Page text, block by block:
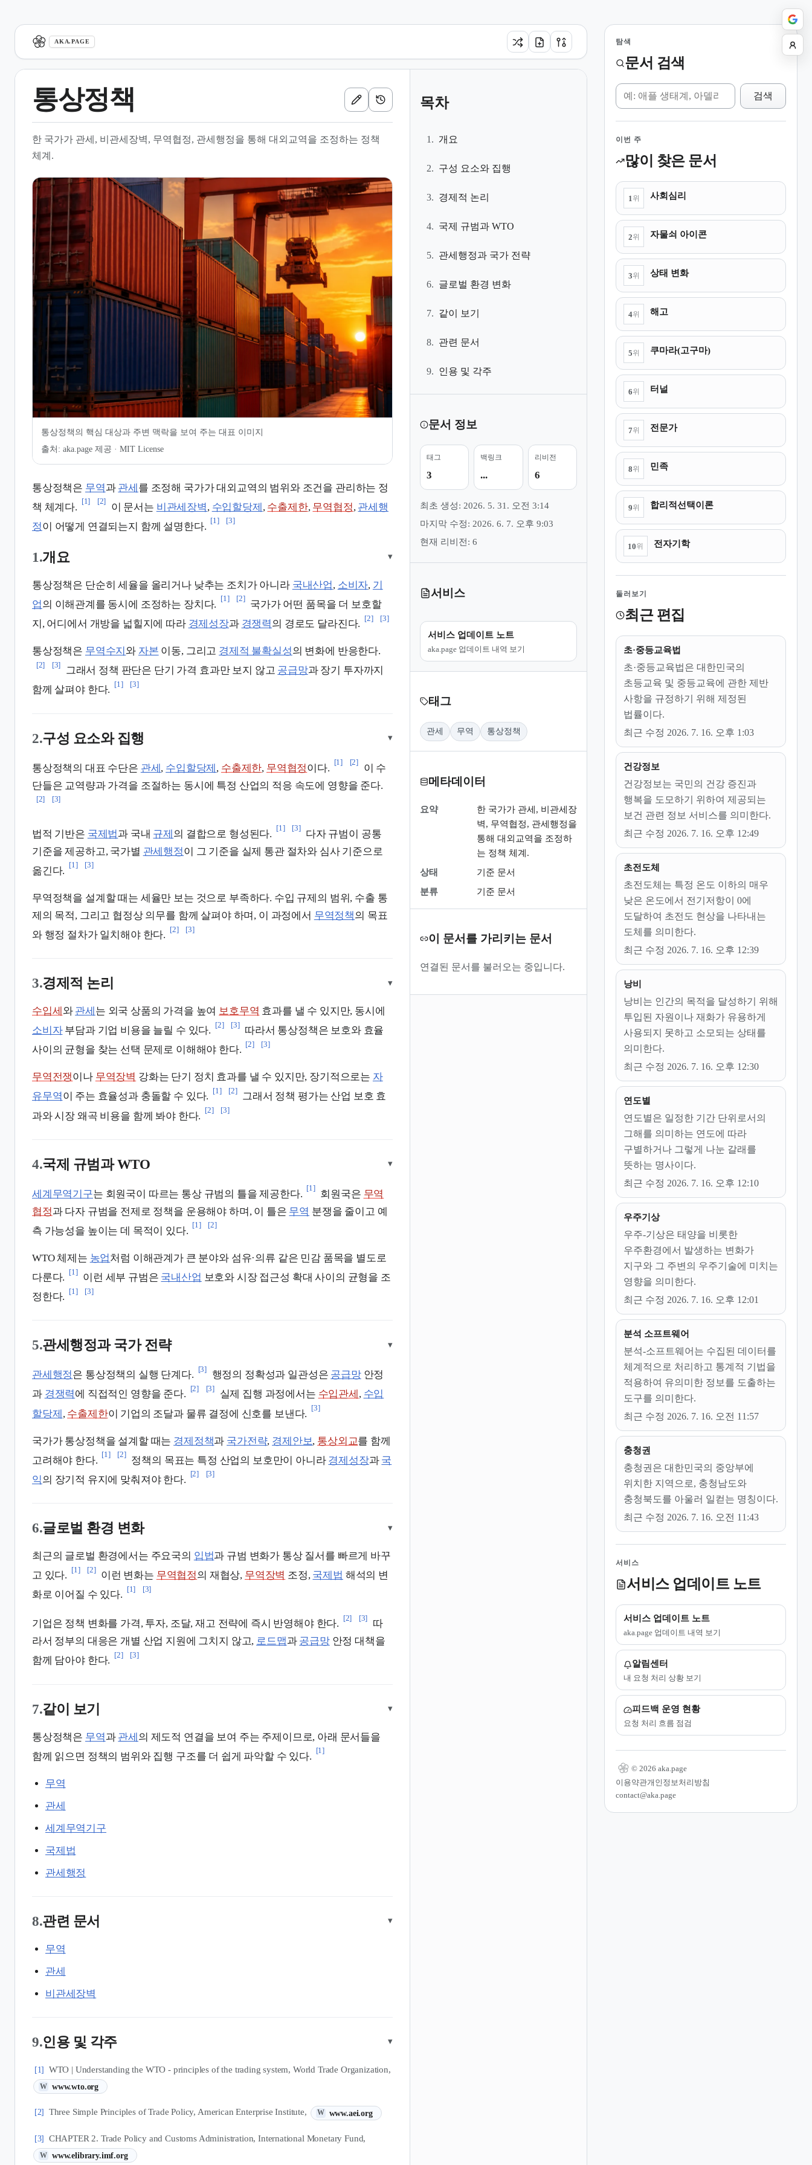
AKA.PAGE
통상정책
한 국가가 관세, 비관세장벽, 무역협정, 관세행정을 통해 대외교역을 조정하는 정책
체계.
통상정책의 핵심 대상과 주변 맥락을 보여 주는 대표 이미지
출처: aka.page 제공 · MIT License
통상정책은 무역과 관세 를 조정해 국가가 대외교역의 범위와 조건을 관리하는 정
책 체계다.
[1] [2]
이 문서는 비관세장벽, 수입할당제 , 수출제한, 무역협정, 관세행
정이 어떻게 연결되는지 함께 설명한다.
[1] [3]
1.개요 ▾
통상정책은 단순히 세율을 올리거나 낮추는 조치가 아니라 국내산업, 소비자, 기
업의 이해관계를 동시에 조정하는 장치다.
[1] [2]
국가가 어떤 품목을 더 보호할
지, 어디에서 개방을 넓힐지에 따라 경제성장과 경쟁력의 경로도 달라진다.
[2] [3]
통상정책은 무역수지 와 자본 이동, 그리고 경제적 불확실성의 변화에 반응한다.
[2] [3]
그래서 정책 판단은 단기 가격 효과만 보지 않고 공급망과 장기 투자까지
함께 살펴야 한다.
[1] [3]
2.구성 요소와 집행 ▾
통상정책의 대표 수단은 관세, 수입할당제 , 수출제한, 무역협정이다.
[1] [2]
이 수
단들은 교역량과 가격을 조절하는 동시에 특정 산업의 적응 속도에 영향을 준다.
[2] [3]
법적 기반은 국제법과 국내 규제 의 결합으로 형성된다.
[1] [3]
다자 규범이 공통
기준을 제공하고, 국가별 관세행정이 그 기준을 실제 통관 절차와 심사 기준으로
옮긴다.
[1] [3]
무역정책을 설계할 때는 세율만 보는 것으로 부족하다. 수입 규제의 범위, 수출 통
제의 목적, 그리고 협정상 의무를 함께 살펴야 하며, 이 과정에서 무역정책의 목표
와 행정 절차가 일치해야 한다.
[2] [3]
3.경제적 논리 ▾
수입세 와 관세 는 외국 상품의 가격을 높여 보호무역 효과를 낼 수 있지만, 동시에
소비자부담과 기업 비용을 늘릴 수 있다.
[2] [3]
따라서 통상정책은 보호와 효율
사이의 균형을 찾는 선택 문제로 이해해야 한다.
[2] [3]
무역전쟁이나 무역장벽 강화는 단기 정치 효과를 낼 수 있지만, 장기적으로는 자
유무역이 주는 효율성과 충돌할 수 있다.
[1] [2]
그래서 정책 평가는 산업 보호 효
과와 시장 왜곡 비용을 함께 봐야 한다.
[2] [3]
4.국제 규범과 WTO ▾
세계무역기구는 회원국이 따르는 통상 규범의 틀을 제공한다.
[1]
회원국은 무역
협정과 다자 규범을 전제로 정책을 운용해야 하며, 이 틀은 무역 분쟁을 줄이고 예
측 가능성을 높이는 데 목적이 있다.
[1] [2]
WTO 체제는 농업처럼 이해관계가 큰 분야와 섬유·의류 같은 민감 품목을 별도로
다룬다.
[1]
이런 세부 규범은 국내산업 보호와 시장 접근성 확대 사이의 균형을 조
정한다.
[1] [3]
5.관세행정과 국가 전략 ▾
관세행정은 통상정책의 실행 단계다.
[3]
행정의 정확성과 일관성은 공급망안정
과 경쟁력에 직접적인 영향을 준다.
[2] [3]
실제 집행 과정에서는 수입관세 , 수입
할당제 , 수출제한이 기업의 조달과 물류 결정에 신호를 보낸다.
[3]
국가가 통상정책을 설계할 때는 경제정책과 국가전략, 경제안보, 통상외교를 함께
고려해야 한다.
[1] [2]
정책의 목표는 특정 산업의 보호만이 아니라 경제성장과 국
익의 장기적 유지에 맞춰져야 한다.
[2] [3]
6.글로벌 환경 변화 ▾
최근의 글로벌 환경에서는 주요국의 입법과 규범 변화가 통상 질서를 빠르게 바꾸
고 있다.
[1] [2]
이런 변화는 무역협정의 재협상, 무역장벽 조정, 국제법 해석의 변
화로 이어질 수 있다.
[1] [3]
기업은 정책 변화를 가격, 투자, 조달, 재고 전략에 즉시 반영해야 한다.
[2] [3]
따
라서 정부의 대응은 개별 산업 지원에 그치지 않고, 로드맵과 공급망안정 대책을
함께 담아야 한다.
[2] [3]
7.같이 보기 ▾
통상정책은 무역과 관세 의 제도적 연결을 보여 주는 주제이므로, 아래 문서들을
함께 읽으면 정책의 범위와 집행 구조를 더 쉽게 파악할 수 있다.
[1]
무역
관세
세계무역기구
국제법
관세행정
8.관련 문서 ▾
무역
관세
비관세장벽
9.인용 및 각주 ▾
[1] WTO | Understanding the WTO - principles of the trading system, World Trade Organization,
W www.wto.org
(새 탭에서 열림)
[2] Three Simple Principles of Trade Policy, American Enterprise Institute, W www.aei.org
(새 탭에서 열림)
[3] CHAPTER 2. Trade Policy and Customs Administration, International Monetary Fund,
W www.elibrary.imf.org
(새 탭에서 열림)
목차
1. 개요
2. 구성 요소와 집행
3. 경제적 논리
4. 국제 규범과 WTO
5. 관세행정과 국가 전략
6. 글로벌 환경 변화
7. 같이 보기
8. 관련 문서
9. 인용 및 각주
문서 정보
태그
3
백링크
...
리비전
6
최초 생성: 2026. 5. 31. 오전 3:14
마지막 수정: 2026. 6. 7. 오후 9:03
현재 리비전: 6
서비스
서비스 업데이트 노트
aka.page 업데이트 내역 보기
태그
관세 무역 통상정책
메타데이터
요약
한 국가가 관세, 비관세장
벽, 무역협정, 관세행정을
통해 대외교역을 조정하
는 정책 체계.
상태
기준 문서
분류
기준 문서
이 문서를 가리키는 문서
연결된 문서를 불러오는 중입니다.
개요
구성 요소와 집행
경제적 논리
국제 규범과 WTO
관세행정과 국가 전략
글로벌 환경 변화
같이 보기
인용 및 각주
탐색
문서 검색
위키 검색
검색
이번 주
많이 찾은 문서
1 위 사회심리
2위 자물쇠 아이콘
3위 상태 변화
4위 해고
5위 쿠마라(고구마)
6위 터널
7위 전문가
8위 민족
9위 합리적선택이론
10위 전자기학
둘러보기
최근 편집
초·중등교육법
초·중등교육법은 대한민국의
초등교육 및 중등교육에 관한 제반
사항을 규정하기 위해 제정된
법률이다.
최근 수정 2026. 7. 16. 오후 1:03
건강정보
건강정보는 국민의 건강 증진과
행복을 도모하기 위하여 제공되는
보건 관련 정보 서비스를 의미한다.
최근 수정 2026. 7. 16. 오후 12:49
초전도체
초전도체는 특정 온도 이하의 매우
낮은 온도에서 전기저항이 0에
도달하여 초전도 현상을 나타내는
도체를 의미한다.
최근 수정 2026. 7. 16. 오후 12:39
낭비
낭비는 인간의 목적을 달성하기 위해
투입된 자원이나 재화가 유용하게
사용되지 못하고 소모되는 상태를
의미한다.
최근 수정 2026. 7. 16. 오후 12:30
연도별
연도별은 일정한 기간 단위로서의
그해를 의미하는 연도에 따라
구별하거나 그렇게 나눈 갈래를
뜻하는 명사이다.
최근 수정 2026. 7. 16. 오후 12:10
우주기상
우주-기상은 태양을 비롯한
우주환경에서 발생하는 변화가
지구와 그 주변의 우주기술에 미치는
영향을 의미한다.
최근 수정 2026. 7. 16. 오후 12:01
분석 소프트웨어
분석-소프트웨어는 수집된 데이터를
체계적으로 처리하고 통계적 기법을
적용하여 유의미한 정보를 도출하는
도구를 의미한다.
최근 수정 2026. 7. 16. 오전 11:57
충청권
충청권은 대한민국의 중앙부에
위치한 지역으로, 충청남도와
충청북도를 아울러 일컫는 명칭이다.
최근 수정 2026. 7. 16. 오전 11:43
서비스
서비스 업데이트 노트
서비스 업데이트 노트
aka.page 업데이트 내역 보기
알림센터
내 요청 처리 상황 보기
피드백 운영 현황
요청 처리 흐름 점검
© 2026 aka.page
이용약관개인정보처리방침
contact@aka.page